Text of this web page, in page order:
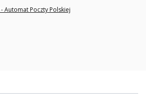
- Automat Poczty Polskiej